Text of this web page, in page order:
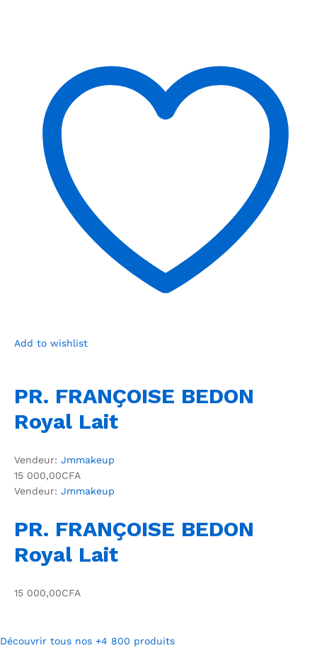
Add to wishlist
PR. FRANÇOISE BEDON
Royal Lait
Vendeur: Jmmakeup
15 000,00CFA
Vendeur: Jmmakeup
PR. FRANÇOISE BEDON
Royal Lait
15 000,00CFA
Découvrir tous nos +4 800 produits